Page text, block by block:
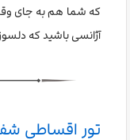
که شما هم به جای وقت
آژانسی باشید که
تور اقساطی